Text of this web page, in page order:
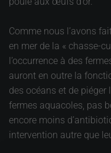
Comme nous l’avons
en mer de la « chasse-
l’occurrence à des
auront en outre la
des océans et de
fermes aquacoles, pas
encore moins
intervention autre que